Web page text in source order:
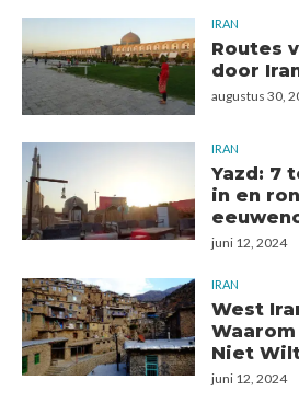
IRAN
Routes
door
augustus 30,
IRAN
Yazd: 7
in en
juni 12, 2024
IRAN
West
Niet
juni 12, 2024